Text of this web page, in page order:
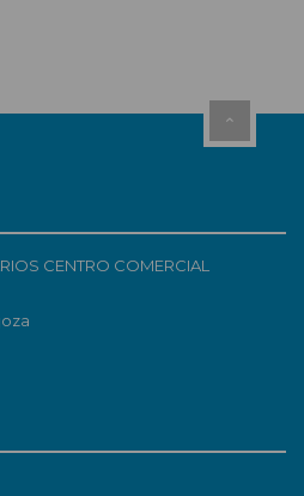
CENTRO COMERCIAL